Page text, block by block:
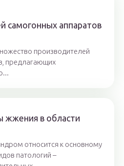
самогонных аппаратов
производителей
предлагающих
жжения в области
относится к основному
патологий –